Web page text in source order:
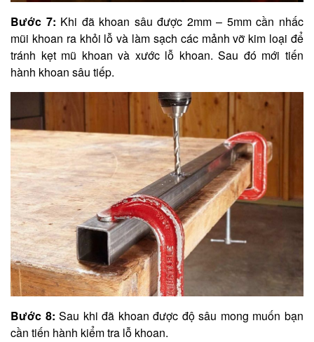
Bước 7: Khi đã khoan sâu được 2mm – 5mm cần nhấc
mũi khoan ra khỏi lỗ và làm sạch các mảnh vỡ kim loại để
tránh kẹt mũ khoan và xước lỗ khoan. Sau đó mới tiến
hành khoan sâu tiếp.
Bước 8: Sau khi đã khoan được độ sâu mong muốn bạn
cần tiến hành kiểm tra lỗ khoan.